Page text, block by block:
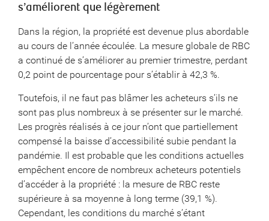
s’améliorent que légèrement
Dans la région, la propriété est devenue plus abordable
au cours de l’année écoulée. La mesure globale de RBC
a continué de s’améliorer au premier trimestre, perdant
0,2 point de pourcentage pour s’établir à 42,3 %.
Toutefois, il ne faut pas blâmer les acheteurs s’ils ne
sont pas plus nombreux à se présenter sur le marché.
Les progrès réalisés à ce jour n’ont que partiellement
compensé la baisse d’accessibilité subie pendant la
pandémie. Il est probable que les conditions actuelles
empêchent encore de nombreux acheteurs potentiels
d’accéder à la propriété : la mesure de RBC reste
supérieure à sa moyenne à long terme (39,1 %).
Cependant, les conditions du marché s’étant